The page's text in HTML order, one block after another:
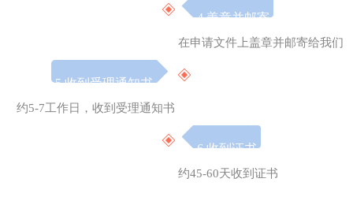
4.盖章并邮寄
在申请文件上盖章并邮寄给我们
5.收到受理通知书
约5-7工作日，收到受理通知书
6.收到证书
约45-60天收到证书